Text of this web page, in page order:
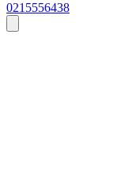
0215556438